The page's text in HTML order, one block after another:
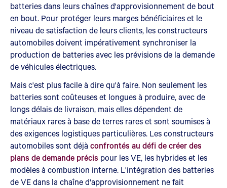
batteries dans leurs chaînes d'approvisionnement de bout
en bout. Pour protéger leurs marges bénéficiaires et le
niveau de satisfaction de leurs clients, les constructeurs
automobiles doivent impérativement synchroniser la
production de batteries avec les prévisions de la demande
de véhicules électriques.
Mais c'est plus facile à dire qu'à faire. Non seulement les
batteries sont coûteuses et longues à produire, avec de
longs délais de livraison, mais elles dépendent de
matériaux rares à base de terres rares et sont soumises à
des exigences logistiques particulières. Les constructeurs
automobiles sont déjà confrontés au défi de créer des
plans de demande précis pour les VE, les hybrides et les
modèles à combustion interne. L'intégration des batteries
de VE dans la chaîne d'approvisionnement ne fait